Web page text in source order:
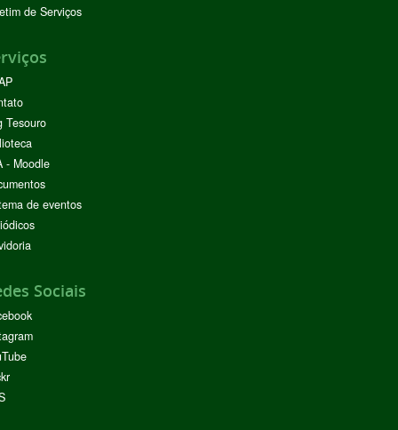
de Serviços
Tesouro
- Moodle
de eventos
Sociais